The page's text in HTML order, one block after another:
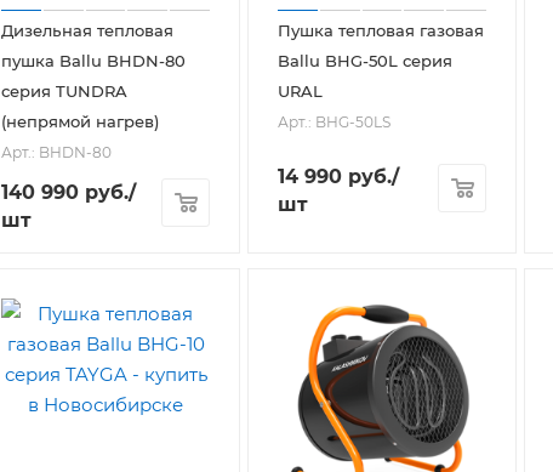
Дизельная тепловая
пушка Ballu BHDN-80
серия TUNDRA
(непрямой нагрев)
Арт.: BHDN-80
140 990 руб./
шт
Пушка тепловая газовая
Ballu BHG-50L серия
URAL
Арт.: BHG-50LS
14 990 руб./
шт